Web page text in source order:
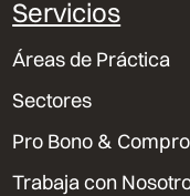
Servicios
Áreas de Práctica
Sectores
Pro Bono &
Trabaja con